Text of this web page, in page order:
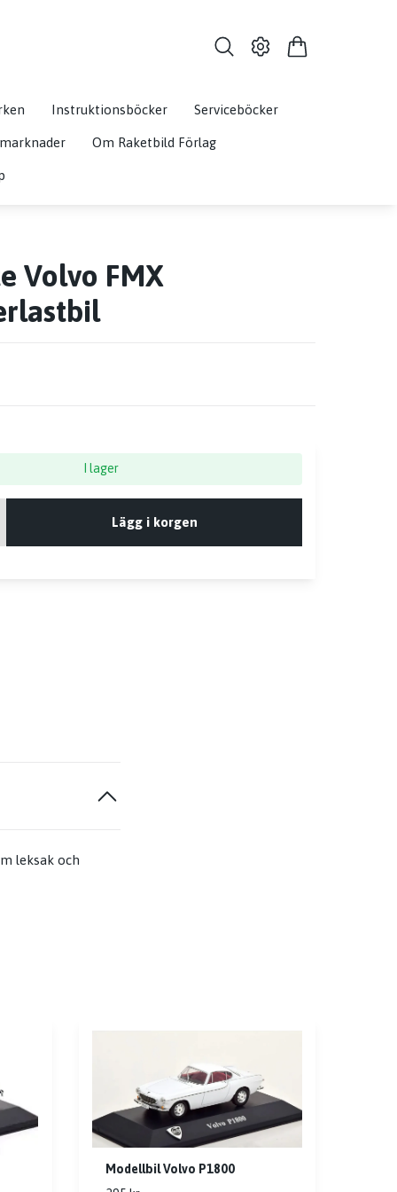
Instruktionsböcker Serviceböcker
Om Raketbild Förlag
Volvo FMX
I lager
Lägg i korgen
leksak och
Modellbil Volvo P1800